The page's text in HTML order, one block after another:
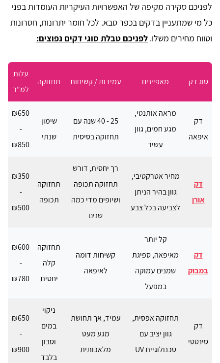
לפניכם סקירה מקיפה של האפשרויות העיקריות העומדות בפני
כל מי שמתעניין בדקים בכפר סבא. לכל חומר יתרונות, חסרונות
וטווח מחירים משלו. לפניכם טבלת סוגי דקים נפוצים:
סוג דק מאפיינים עמידות / קשיחות תחזוקה
עלות
למ"ר
דק
איפאה
מראה אותנטי,
מגע חמים, גוון
עשיר
25 - 40 שנה עם
תחזוקה בסיסית
שימון
שנתי
₪650
-
₪850
דק
אורן
מחיר אטרקטיבי,
גוון בהיר הניתן
לצביעה בכל צבע
רך יחסית, דורש
תחזוקה תכופה
ושיופים מדי כמה
שנים
תחזוקה
תכופה
₪350
-
₪500
דק
במבוק
קל יותר
מאיפאה, ספיגת
שמנים עמוקה
במפעל
קשיחות דומה
לאיפאה
תחזוקה
קלה
יחסית
₪600
-
₪780
דק
סינטטי
תחזוקה אפסית,
גוון יציב עם
טכנולוגיית UV
עמיד, אך תחושת
מגע מעט
מלאכותית
ניקוי
במים
וסבון
בלבד
₪650
-
₪900